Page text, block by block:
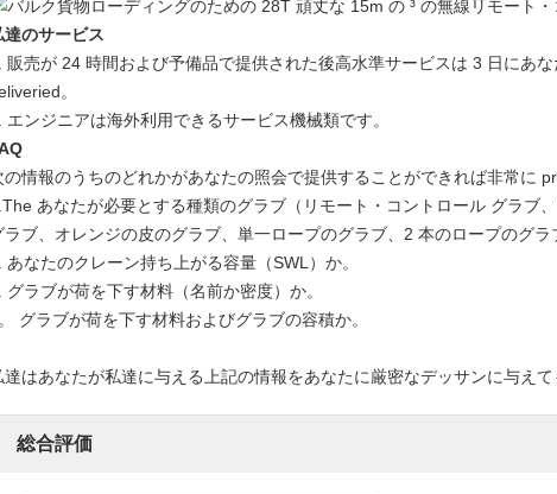
達のサービス
販売が 24 時間および予備品で提供された後高水準サービスは 3 日にあ
。
エンジニアは海外利用できるサービス機械類です。
の情報のうちのどれかがあなたの照会で提供することができれば非常に
あなたが必要とする種類のグラブ（リモート・コントロール グラブ
ラブ、オレンジの皮のグラブ、単一ロープのグラブ、2 本のロープのグラ
あなたのクレーン持ち上がる容量（SWL）か。
グラブが荷を下す材料（名前か密度）か。
グラブが荷を下す材料およびグラブの容積か。
達はあなたが私達に与える上記の情報をあなたに厳密なデッサンに与えて
総合評価